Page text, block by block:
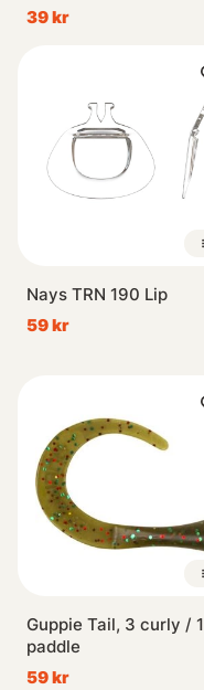
39 kr
Nays TRN 190 Lip
59 kr
Guppie Tail, 3 curly / 1
paddle
59 kr